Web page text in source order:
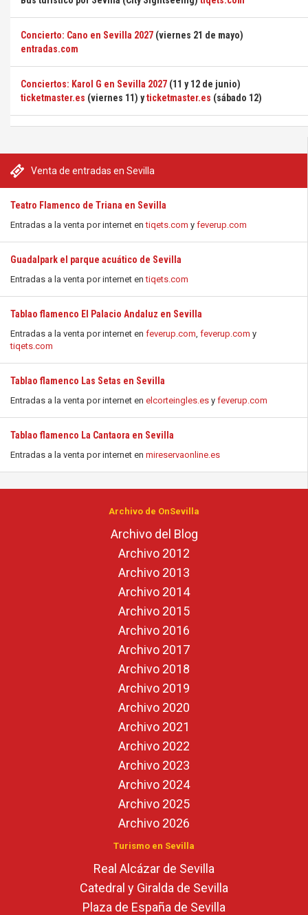
Venta de entradas en Sevilla
Teatro Flamenco de Triana en Sevilla
Entradas a la venta por internet entiqets.com y feverup.com
Guadalpark el parque acuático de Sevilla
Entradas a la venta por internet entiqets.com
Tablao flamenco El Palacio Andaluz en Sevilla
Entradas a la venta por internet en feverup.com, feverup.com y
tiqets.com
Tablao flamenco Las Setas en Sevilla
Entradas a la venta por internet en elcorteingles.es y feverup.com
Tablao flamenco La Cantaora en Sevilla
Entradas a la venta por internet en mireservaonline.es
Concierto: Cano en Sevilla 2027 (viernes 21 de mayo)
entradas.com
Conciertos: Karol G en Sevilla 2027 (11 y 12 de junio)
ticketmaster.es (viernes 11) yticketmaster.es (sábado 12)
Archivo de OnSevilla
Archivo del Blog
Archivo 2012
Archivo 2013
Archivo 2014
Archivo 2015
Archivo 2016
Archivo 2017
Archivo 2018
Archivo 2019
Archivo 2020
Archivo 2021
Archivo 2022
Archivo 2023
Archivo 2024
Archivo 2025
Archivo 2026
Turismo en Sevilla
Real Alcázar de Sevilla
Catedral y Giralda de Sevilla
Plaza de España de Sevilla